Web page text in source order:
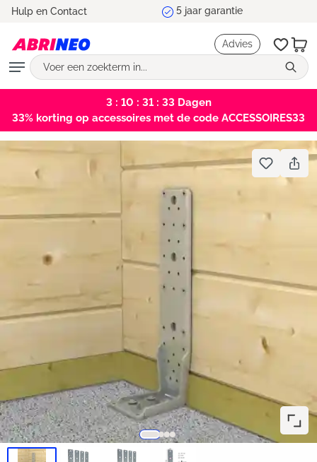
Hulp en Contact
Advies
3 : 10 : 31 : 32 Dagen
33% korting op accessoires met de code ACCESSOIRES33
Bildergalerie überspringen